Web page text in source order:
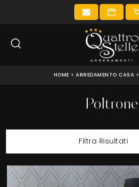
HOME > ARREDAMENTO CASA >
Poltrone
Filtra Risultati